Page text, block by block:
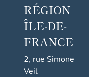
RÉGION
ÎLE-DE-
FRANCE
2, rue Simone
Veil